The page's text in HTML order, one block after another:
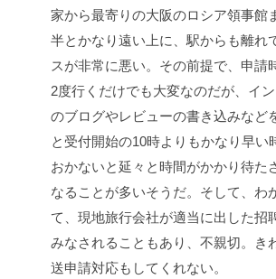
家から最寄りの大阪のロシア領事館
半とかなり遠い上に、駅からも離れ
スが非常に悪い。その前提で、申請
2度行くだけでも大変なのだが、イ
のブログやレビューの書き込みなど
と受付開始の10時よりもかなり早い
おかないと延々と時間がかかり待た
なることが多いそうだ。そして、わ
て、現地旅行会社が適当に出した招
みなされることもあり、不親切。き
送申請対応もしてくれない。